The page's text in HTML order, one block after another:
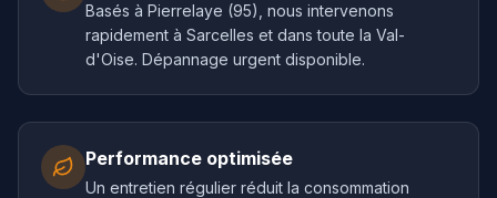
Basés à Pierrelaye (95), nous intervenons
rapidement à Sarcelles et dans toute la Val-
d'Oise. Dépannage urgent disponible.
Performance optimisée
Un entretien régulier réduit la consommation